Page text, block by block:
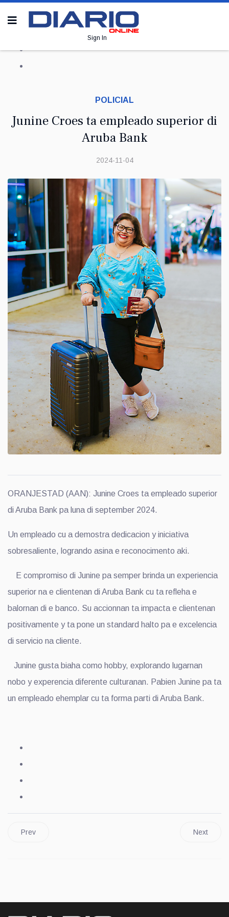
Sign In
POLICIAL
Junine Croes ta empleado superior di
Aruba Bank
2024-11-04
ORANJESTAD (AAN): Junine Croes ta empleado superior
di Aruba Bank pa luna di september 2024.
Un empleado cu a demostra dedicacion y iniciativa
sobresaliente, logrando asina e reconocimento aki.
E compromiso di Junine pa semper brinda un experiencia
superior na e clientenan di Aruba Bank cu ta refleha e
balornan di e banco. Su accionnan ta impacta e clientenan
positivamente y ta pone un standard halto pa e excelencia
di servicio na cliente.
Junine gusta biaha como hobby, explorando lugarnan
nobo y experencia diferente culturanan. Pabien Junine pa ta
un empleado ehemplar cu ta forma parti di Aruba Bank.
Prev Next